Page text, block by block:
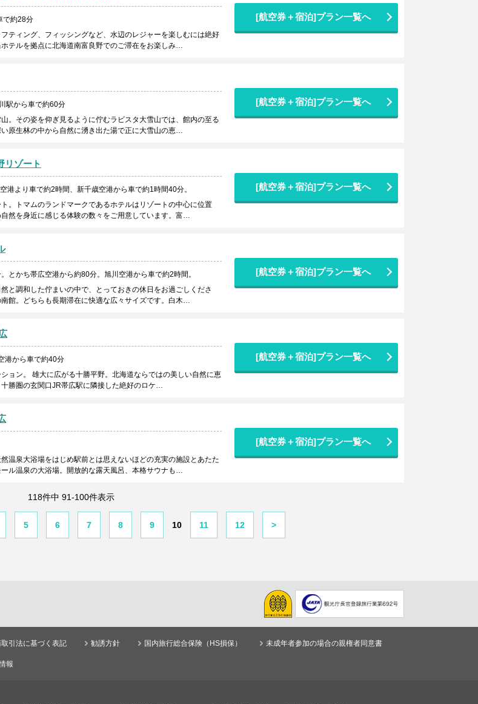
で約28分
ティング、フィッシングなど、水辺のレジャーを楽しむには絶好
テルを拠点に北海道南富良野でのご滞在をお楽しみ…
[航空券＋宿泊]プラン一覧へ
駅から車で約60分
。その姿を仰ぎ見るように佇むラビスタ大雪山では、館内の至る
原生林の中から自然に湧き出た湯で正に大雪山の恵…
[航空券＋宿泊]プラン一覧へ
リゾート
港より車で約2時間、新千歳空港から車で約1時間40分。
。トマムのランドマークであるホテルはリゾートの中心に位置
然を身近に感じる体験の数々をご用意しています。富…
[航空券＋宿泊]プラン一覧へ
とかち帯広空港から約80分。旭川空港から車で約2時間。
と調和した佇まいの中で、とっておきの休日をお過ごしくださ
館。どちらも長期滞在に快適な広々サイズです。白木…
[航空券＋宿泊]プラン一覧へ
港から車で約40分
ョン。 雄大に広がる十勝平野。北海道ならではの美しい自然に恵
勝圏の玄関口JR帯広駅に隣接した絶好のロケ…
[航空券＋宿泊]プラン一覧へ
温泉大浴場をはじめ駅前とは思えないほどの充実の施設とあたた
ル温泉の大浴場。開放的な露天風呂、本格サウナも…
[航空券＋宿泊]プラン一覧へ
118件中 91-100件表示
5 6 7 8 9 10 11 12 >
引法に基づく表記 勧誘方針 国内旅行総合保険（HS損保） 未成年者参加の場合の親権者同意書
報